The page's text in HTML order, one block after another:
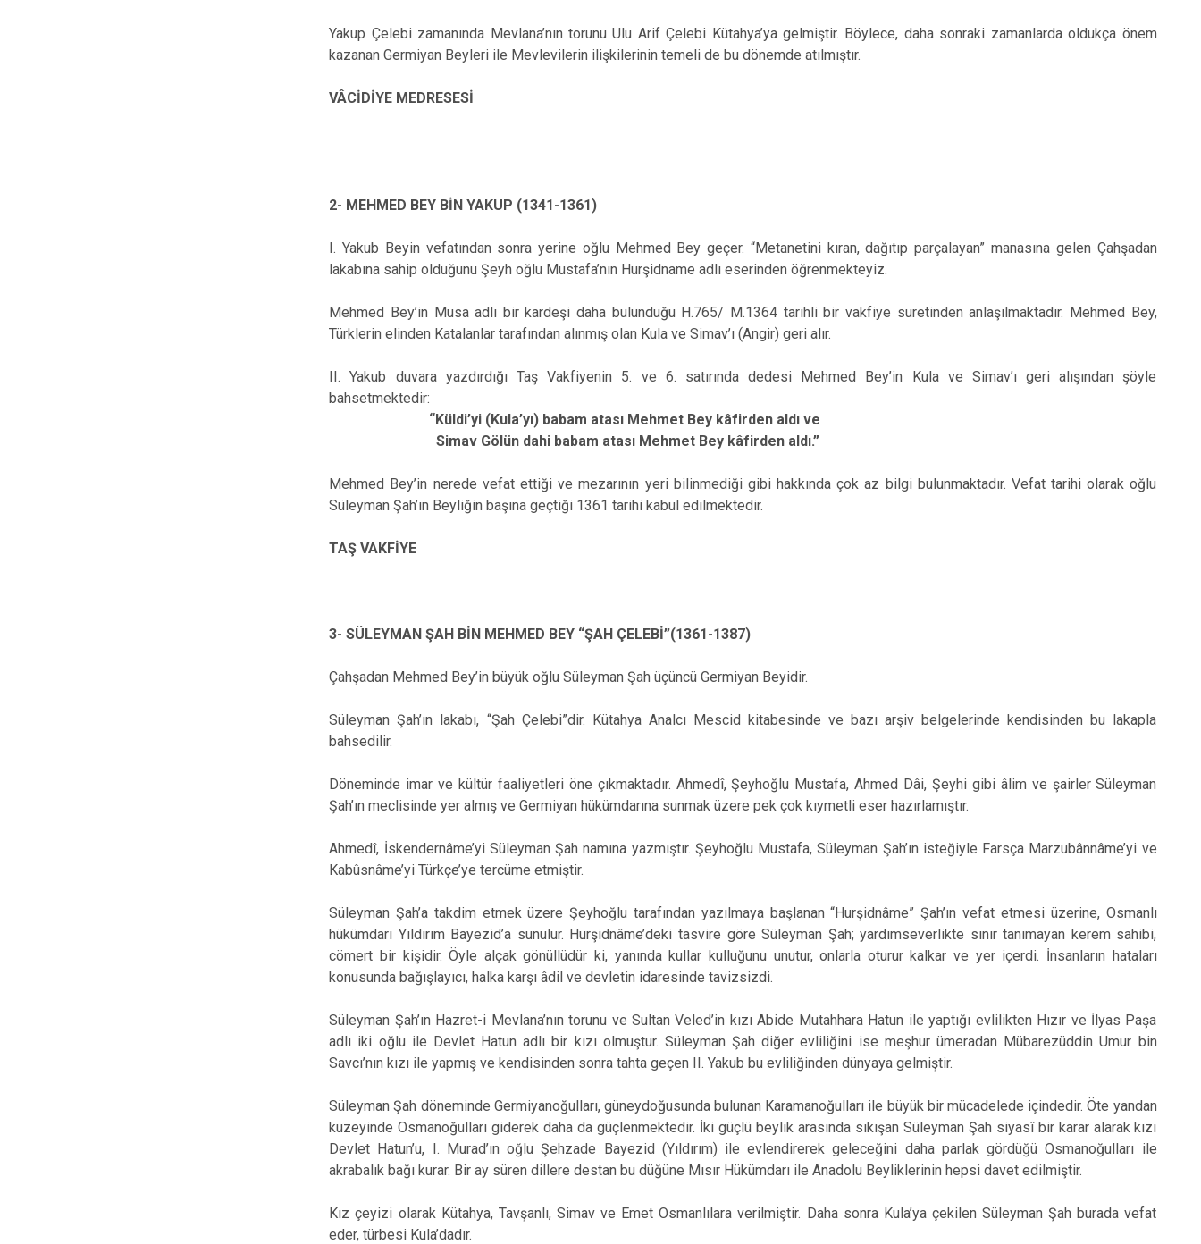
Yakup Çelebi zamanında Mevlana’nın torunu Ulu Arif Çelebi Kütahya’ya gelmiştir. Böylece, daha sonraki zamanlarda oldukça önem
kazanan Germiyan Beyleri ile Mevlevilerin ilişkilerinin temeli de bu dönemde atılmıştır.
VÂCİDİYE MEDRESESİ
2- MEHMED BEY BİN YAKUP (1341-1361)
I. Yakub Beyin vefatından sonra yerine oğlu Mehmed Bey geçer. “Metanetini kıran, dağıtıp parçalayan” manasına gelen Çahşadan
lakabına sahip olduğunu Şeyh oğlu Mustafa’nın Hurşidname adlı eserinden öğrenmekteyiz.
Mehmed Bey’in Musa adlı bir kardeşi daha bulunduğu H.765/ M.1364 tarihli bir vakfiye suretinden anlaşılmaktadır. Mehmed Bey,
Türklerin elinden Katalanlar tarafından alınmış olan Kula ve Simav’ı (Angir) geri alır.
II. Yakub duvara yazdırdığı Taş Vakfiyenin 5. ve 6. satırında dedesi Mehmed Bey’in Kula ve Simav’ı geri alışından şöyle
bahsetmektedir:
“Küldi’yi (Kula’yı) babam atası Mehmet Bey kâfirden aldı ve
Simav Gölün dahi babam atası Mehmet Bey kâfirden aldı.”
Mehmed Bey’in nerede vefat ettiği ve mezarının yeri bilinmediği gibi hakkında çok az bilgi bulunmaktadır. Vefat tarihi olarak oğlu
Süleyman Şah’ın Beyliğin başına geçtiği 1361 tarihi kabul edilmektedir.
TAŞ VAKFİYE
3- SÜLEYMAN ŞAH BİN MEHMED BEY “ŞAH ÇELEBİ”(1361-1387)
Çahşadan Mehmed Bey’in büyük oğlu Süleyman Şah üçüncü Germiyan Beyidir.
Süleyman Şah’ın lakabı, “Şah Çelebi”dir. Kütahya Analcı Mescid kitabesinde ve bazı arşiv belgelerinde kendisinden bu lakapla
bahsedilir.
Döneminde imar ve kültür faaliyetleri öne çıkmaktadır. Ahmedî, Şeyhoğlu Mustafa, Ahmed Dâi, Şeyhi gibi âlim ve şairler Süleyman
Şah’ın meclisinde yer almış ve Germiyan hükümdarına sunmak üzere pek çok kıymetli eser hazırlamıştır.
Ahmedî, İskendernâme’yi Süleyman Şah namına yazmıştır. Şeyhoğlu Mustafa, Süleyman Şah’ın isteğiyle Farsça Marzubânnâme’yi ve
Kabûsnâme’yi Türkçe’ye tercüme etmiştir.
Süleyman Şah’a takdim etmek üzere Şeyhoğlu tarafından yazılmaya başlanan “Hurşidnâme” Şah’ın vefat etmesi üzerine, Osmanlı
hükümdarı Yıldırım Bayezid’a sunulur. Hurşidnâme’deki tasvire göre Süleyman Şah; yardımseverlikte sınır tanımayan kerem sahibi,
cömert bir kişidir. Öyle alçak gönüllüdür ki, yanında kullar kulluğunu unutur, onlarla oturur kalkar ve yer içerdi. İnsanların hataları
konusunda bağışlayıcı, halka karşı âdil ve devletin idaresinde tavizsizdi.
Süleyman Şah’ın Hazret-i Mevlana’nın torunu ve Sultan Veled’in kızı Abide Mutahhara Hatun ile yaptığı evlilikten Hızır ve İlyas Paşa
adlı iki oğlu ile Devlet Hatun adlı bir kızı olmuştur. Süleyman Şah diğer evliliğini ise meşhur ümeradan Mübarezüddin Umur bin
Savcı’nın kızı ile yapmış ve kendisinden sonra tahta geçen II. Yakub bu evliliğinden dünyaya gelmiştir.
Süleyman Şah döneminde Germiyanoğulları, güneydoğusunda bulunan Karamanoğulları ile büyük bir mücadelede içindedir. Öte yandan
kuzeyinde Osmanoğulları giderek daha da güçlenmektedir. İki güçlü beylik arasında sıkışan Süleyman Şah siyasî bir karar alarak kızı
Devlet Hatun’u, I. Murad’ın oğlu Şehzade Bayezid (Yıldırım) ile evlendirerek geleceğini daha parlak gördüğü Osmanoğulları ile
akrabalık bağı kurar. Bir ay süren dillere destan bu düğüne Mısır Hükümdarı ile Anadolu Beyliklerinin hepsi davet edilmiştir.
Kız çeyizi olarak Kütahya, Tavşanlı, Simav ve Emet Osmanlılara verilmiştir. Daha sonra Kula’ya çekilen Süleyman Şah burada vefat
eder, türbesi Kula’dadır.